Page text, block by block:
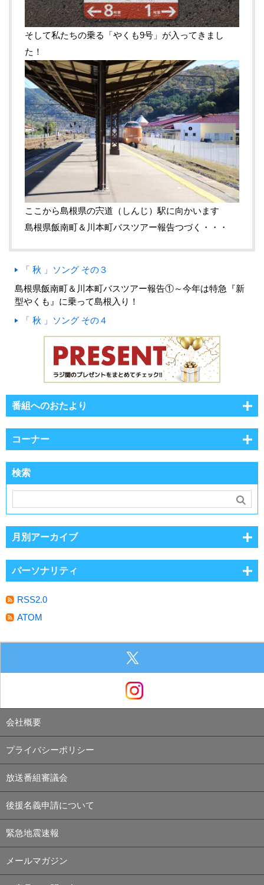
そして私たちの乗る「やくも9号」が入ってきまし
た！
ここから島根県の宍道（しんじ）駅に向かいます
島根県飯南町＆川本町バスツアー報告つづく・・・
「 秋 」ソング その３
島根県飯南町＆川本町バスツアー報告①～今年は特急『新
型やくも』に乗って島根入り！
「 秋 」ソング その４
番組へのおたより
コーナー
検索
月別アーカイブ
パーソナリティ
RSS2.0
ATOM
会社概要
プライバシーポリシー
放送番組審議会
後援名義申請について
緊急地震速報
メールマガジン